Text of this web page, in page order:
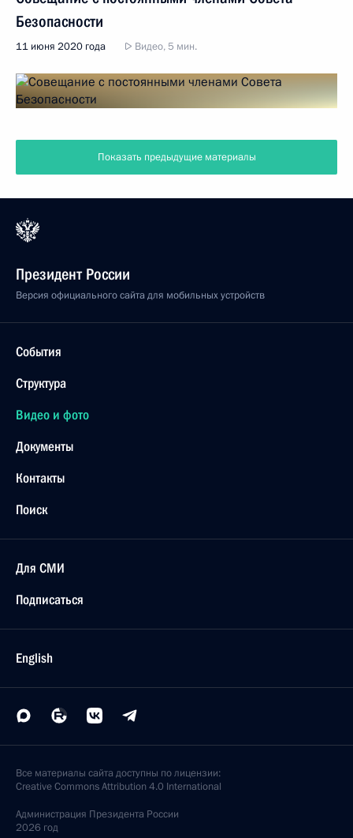
Безопасности
11 июня 2020 года Видео, 5 мин.
Показать предыдущие материалы
Президент России
Версия официального сайта для мобильных устройств
События
Структура
Видео и фото
Документы
Контакты
Поиск
Для СМИ
Подписаться
English
Все материалы сайта доступны по лицензии:
Creative Commons Attribution 4.0 International
Администрация Президента России
2026 год